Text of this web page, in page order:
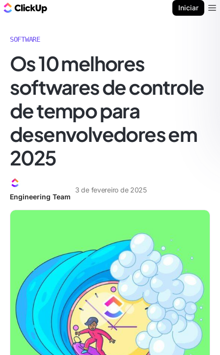
Iniciar
SOFTWARE
Os 10 melhores
softwares de controle
de tempo para
desenvolvedores em
2025
Engineering Team
3 de fevereiro de 2025